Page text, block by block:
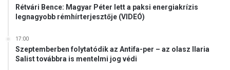
Rétvári Bence: Magyar Péter lett a paksi energiakrízis
legnagyobb rémhírterjesztője (VIDEÓ)
17:00
Szeptemberben folytatódik az Antifa-per – az olasz Ilaria
Salist továbbra is mentelmi jog védi